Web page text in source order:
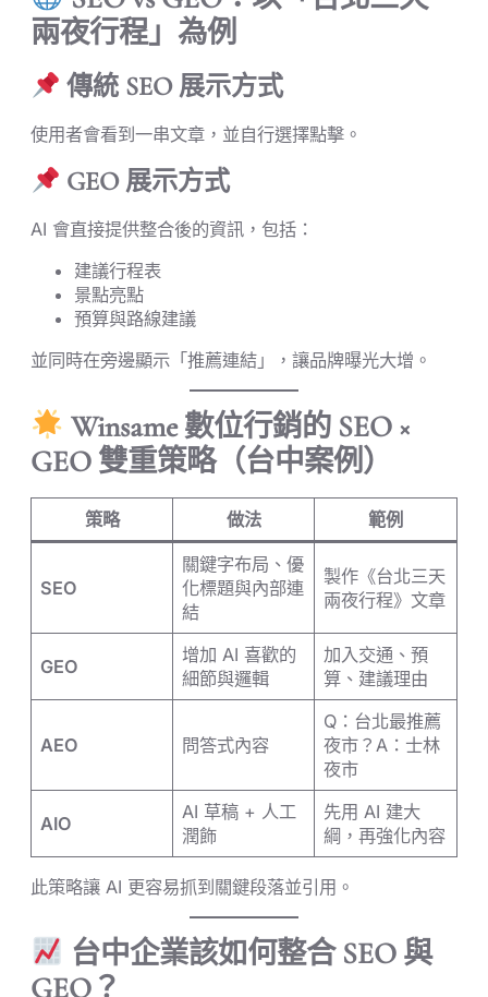
兩夜行程」為例
傳統 SEO 展示方式
使用者會看到一串文章，並自行選擇點擊。
GEO 展示方式
AI 會直接提供整合後的資訊，包括：
建議行程表
景點亮點
預算與路線建議
並同時在旁邊顯示「推薦連結」，讓品牌曝光大增。
Winsame 數位行銷的 SEO ×
GEO 雙重策略（台中案例）
策略 做法 範例
SEO
關鍵字布局、優
化標題與內部連
結
製作《台北三天
兩夜行程》文章
GEO
增加 AI 喜歡的
細節與邏輯
加入交通、預
算、建議理由
AEO 問答式內容
Q：台北最推薦
夜市？A：士林
夜市
AIO
AI 草稿 + 人工
潤飾
先用 AI 建大
綱，再強化內容
此策略讓 AI 更容易抓到關鍵段落並引用。
台中企業該如何整合 SEO 與
GEO？